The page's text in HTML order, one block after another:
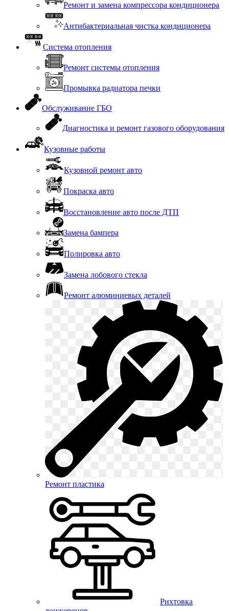
Ремонт и замена компрессора кондиционера
Антибактериальная чистка кондиционера
Система отопления
Ремонт системы отопления
Промывка радиатора печки
Обслуживание ГБО
Диагностика и ремонт газового оборудования
Кузовные работы
Кузовной ремонт авто
Покраска авто
Восстановление авто после ДТП
Замена бампера
Полировка авто
Замена лобового стекла
Ремонт алюминиевых деталей
Ремонт пластика
Рихтовка